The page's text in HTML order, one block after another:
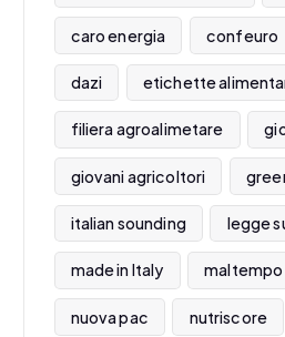
caro energia confeuro
dazi etichette
filiera agroalimetare
giovani agricoltori
italian sounding legge
made in Italy maltempo
nuova pac nutriscore